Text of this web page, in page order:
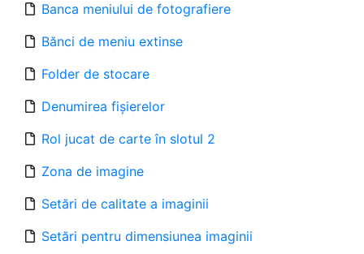
Banca meniului de fotografiere
Bănci de meniu extinse
Folder de stocare
Denumirea fișierelor
Rol jucat de carte în slotul 2
Zona de imagine
Setări de calitate a imaginii
Setări pentru dimensiunea imaginii